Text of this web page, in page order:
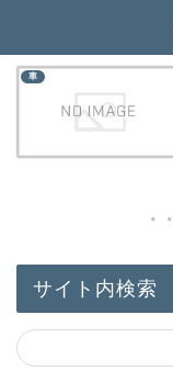
車
サイト内検索